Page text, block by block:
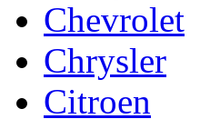
Chevrolet
Chrysler
Citroen